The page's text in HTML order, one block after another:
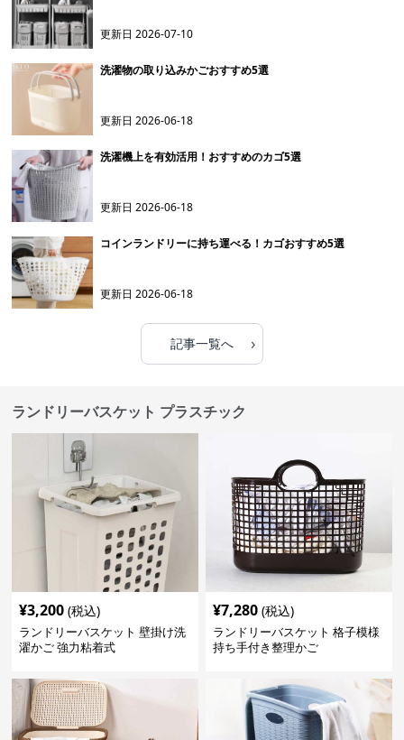
更新日2026-07-10
洗濯物の取り込みかごおすすめ5選
更新日2026-06-18
洗濯機上を有効活用！おすすめのカゴ5選
更新日2026-06-18
コインランドリーに持ち運べる！カゴおすすめ5選
更新日2026-06-18
記事一覧へ ›
ランドリーバスケット プラスチック
¥3,200 (税込)
ランドリーバスケット 壁掛け洗
濯かご 強力粘着式
¥7,280 (税込)
ランドリーバスケット 格子模様
持ち手付き整理かご